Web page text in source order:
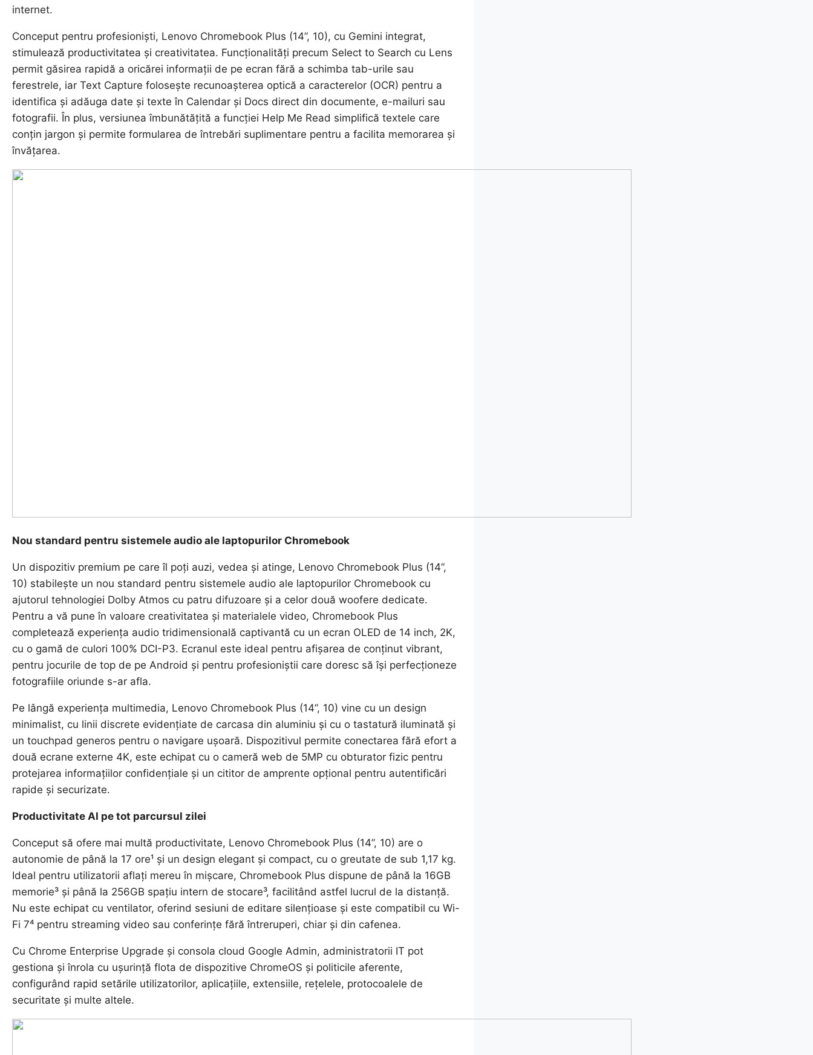
internet.
Conceput pentru profesioniști, Lenovo Chromebook Plus (14”, 10), cu Gemini integrat,
stimulează productivitatea și creativitatea. Funcționalități precum Select to Search cu Lens
permit găsirea rapidă a oricărei informații de pe ecran fără a schimba tab-urile sau
ferestrele, iar Text Capture folosește recunoașterea optică a caracterelor (OCR) pentru a
identifica și adăuga date și texte în Calendar și Docs direct din documente, e-mailuri sau
fotografii. În plus, versiunea îmbunătățită a funcției Help Me Read simplifică textele care
conțin jargon și permite formularea de întrebări suplimentare pentru a facilita memorarea și
învățarea.
Nou standard pentru sistemele audio ale laptopurilor Chromebook
Un dispozitiv premium pe care îl poți auzi, vedea și atinge, Lenovo Chromebook Plus (14”,
10) stabilește un nou standard pentru sistemele audio ale laptopurilor Chromebook cu
ajutorul tehnologiei Dolby Atmos cu patru difuzoare și a celor două woofere dedicate.
Pentru a vă pune în valoare creativitatea și materialele video, Chromebook Plus
completează experiența audio tridimensională captivantă cu un ecran OLED de 14 inch, 2K,
cu o gamă de culori 100% DCI-P3. Ecranul este ideal pentru afișarea de conținut vibrant,
pentru jocurile de top de pe Android și pentru profesioniștii care doresc să își perfecționeze
fotografiile oriunde s-ar afla.
Pe lângă experiența multimedia, Lenovo Chromebook Plus (14”, 10) vine cu un design
minimalist, cu linii discrete evidențiate de carcasa din aluminiu și cu o tastatură iluminată și
un touchpad generos pentru o navigare ușoară. Dispozitivul permite conectarea fără efort a
două ecrane externe 4K, este echipat cu o cameră web de 5MP cu obturator fizic pentru
protejarea informațiilor confidențiale și un cititor de amprente opțional pentru autentificări
rapide și securizate.
Productivitate AI pe tot parcursul zilei
Conceput să ofere mai multă productivitate, Lenovo Chromebook Plus (14”, 10) are o
autonomie de până la 17 ore¹ și un design elegant și compact, cu o greutate de sub 1,17 kg.
Ideal pentru utilizatorii aflați mereu în mișcare, Chromebook Plus dispune de până la 16GB
memorie³ și până la 256GB spațiu intern de stocare³, facilitând astfel lucrul de la distanță.
Nu este echipat cu ventilator, oferind sesiuni de editare silențioase și este compatibil cu Wi-
Fi 7⁴ pentru streaming video sau conferințe fără întreruperi, chiar și din cafenea.
Cu Chrome Enterprise Upgrade și consola cloud Google Admin, administratorii IT pot
gestiona și înrola cu ușurință flota de dispozitive ChromeOS și politicile aferente,
configurând rapid setările utilizatorilor, aplicațiile, extensiile, rețelele, protocoalele de
securitate și multe altele.